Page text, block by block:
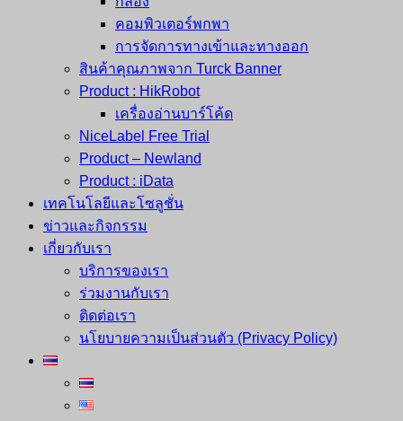
คอมพิวเตอร์พกพา
การจัดการทางเข้าและทางออก
สินค้าคุณภาพจาก Turck Banner
Product : HikRobot
เครื่องอ่านบาร์โค้ด
NiceLabel Free Trial
Product – Newland
Product : iData
เทคโนโลยีและโซลูชั่น
ข่าวและกิจกรรม
เกี่ยวกับเรา
บริการของเรา
ร่วมงานกับเรา
ติดต่อเรา
นโยบายความเป็นส่วนตัว (Privacy Policy)